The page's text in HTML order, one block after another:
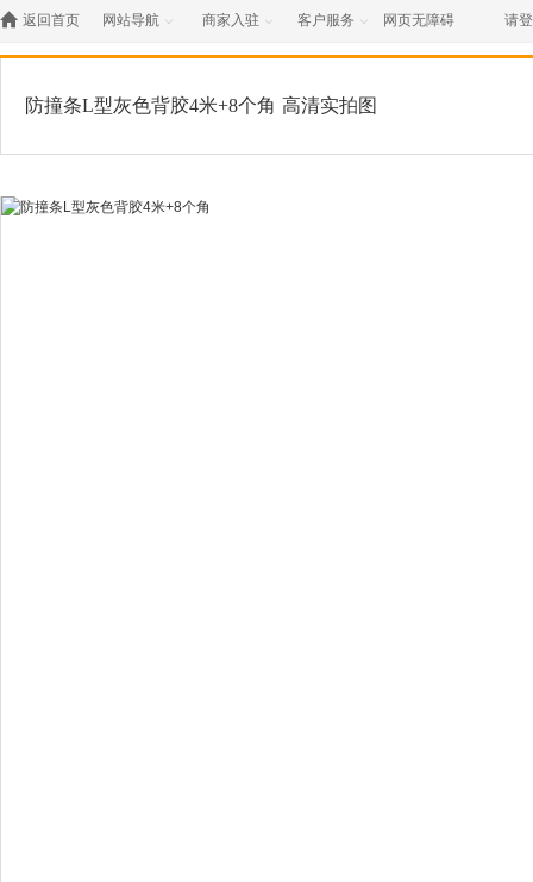
 返回首页 网站导航  商家入驻  客户服务  网页无障碍 请
防撞条L型灰色背胶4米+8个角 高清实拍图